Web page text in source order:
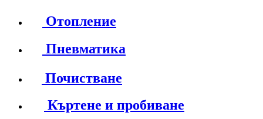
Отопление
Пневматика
Почистване
Къртене и пробиване